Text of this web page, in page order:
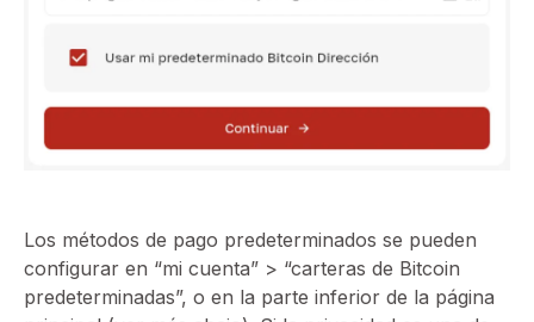
Los métodos de pago predeterminados se pueden
configurar en “mi cuenta” > “carteras de Bitcoin
predeterminadas”, o en la parte inferior de la página